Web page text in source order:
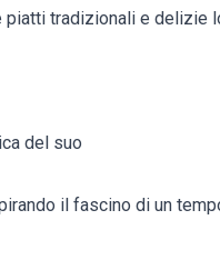
tradizionali e delizie
del suo
il fascino di un